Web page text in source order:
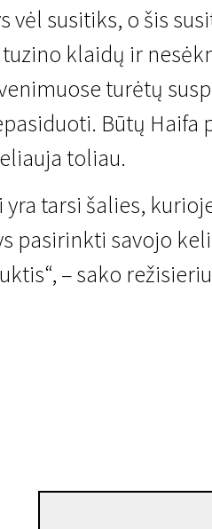
vėl susitiks, o šis
klaidų ir
turėtų
Būtų Haifa
toliau.
tarsi šalies,
pasirinkti savojo
– sako